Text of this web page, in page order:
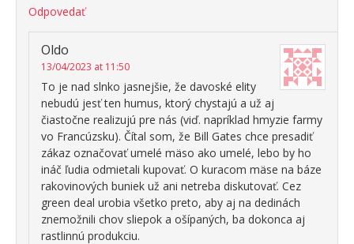
Odpovedať
Oldo
13/04/2023 at 11:50
To je nad slnko jasnejšie, že davoské elity
nebudú jesť ten humus, ktorý chystajú a už aj
čiastočne realizujú pre nás (viď. napríklad hmyzie farmy
vo Francúzsku). Čítal som, že Bill Gates chce presadiť
zákaz označovať umelé mäso ako umelé, lebo by ho
ináč ľudia odmietali kupovať. O kuracom mäse na báze
rakovinových buniek už ani netreba diskutovať. Cez
green deal urobia všetko preto, aby aj na dedinách
znemožnili chov sliepok a ošípaných, ba dokonca aj
rastlinnú produkciu.